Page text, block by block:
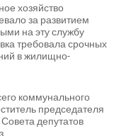
хозяйство
за развитием
на эту службу
требовала срочных
в жилищно-
коммунального
председателя
депутатов